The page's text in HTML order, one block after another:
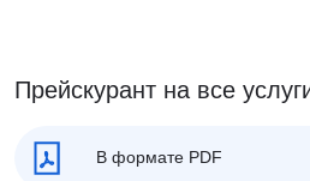
Прейскурант на все
В формате PDF